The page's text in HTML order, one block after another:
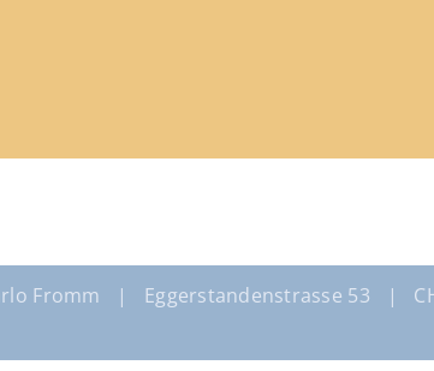
Fromm | Eggerstandenstrasse 53 |